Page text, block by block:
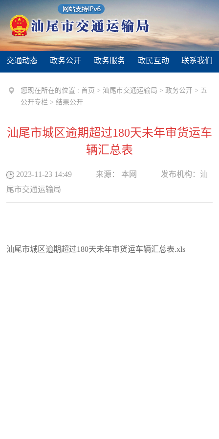
交通动态 政务公开 政务服务 政民互动 联系我们
您现在所在的位置 : 首页 > 汕尾市交通运输局 >政务公开 > 五
公开专栏 >结果公开
汕尾市城区逾期超过180天未年审货运车
辆汇总表
2023-11-23 14:49 来源： 本网 发布机构： 汕
尾市交通运输局
汕尾市城区逾期超过180天未年审货运车辆汇总表.xls